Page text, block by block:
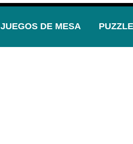
JUEGOS DE MESA